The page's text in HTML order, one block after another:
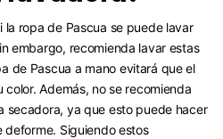
ropa de Pascua se puede lavar
embargo, recomienda lavar estas
de Pascua a mano evitará que el
Además, no se recomienda
secadora, ya que esto puede hacer
deforme. Siguiendo estos